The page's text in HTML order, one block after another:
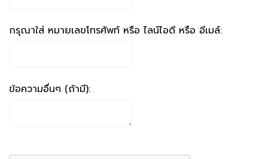
กรุณาใส่ หมายเลขโทรศัพท์ หรือ ไลน์ไอดี หรือ อีเมล์:
ข้อความอื่นๆ (ถ้ามี):